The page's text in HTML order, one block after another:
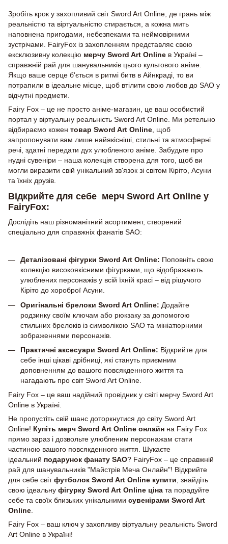
Зробіть крок у захопливий світ Sword Art Online, де грань між
реальністю та віртуальністю стирається, а кожна мить
наповнена пригодами, небезпеками та неймовірними
зустрічами. FairyFox із захопленням представляє свою
ексклюзивну колекцію мерчу Sword Art Online в Україні –
справжній рай для шанувальників цього культового аніме.
Якщо ваше серце б'ється в ритмі битв в Айнкраді, то ви
потрапили в ідеальне місце, щоб втілити свою любов до SAO у
відчутні предмети.
Fairy Fox – це не просто аніме-магазин, це ваш особистий
портал у віртуальну реальність Sword Art Online. Ми ретельно
відбираємо кожен товар Sword Art Online , щоб
запропонувати вам лише найякісніші, стильні та атмосферні
речі, здатні передати дух улюбленого аніме. Забудьте про
нудні сувеніри – наша колекція створена для того, щоб ви
могли виразити свій унікальний зв'язок зі світом Кіріто, Асуни
та їхніх друзів.
Відкрийте для себе мерч Sword Art Online у
FairyFox:
Дослідіть наш різноманітний асортимент, створений
спеціально для справжніх фанатів SAO:
Деталізовані фігурки Sword Art Online: Поповніть свою
колекцію високоякісними фігурками, що відображають
улюблених персонажів у всій їхній красі – від рішучого
Кіріто до хороброї Асуни.
Оригінальні брелоки Sword Art Online: Додайте
родзинку своїм ключам або рюкзаку за допомогою
стильних брелоків із символікою SAO та мініатюрними
зображеннями персонажів.
Практичні аксесуари Sword Art Online: Відкрийте для
себе інші цікаві дрібниці, які стануть приємним
доповненням до вашого повсякденного життя та
нагадають про світ Sword Art Online.
Fairy Fox – це ваш надійний провідник у світі мерчу Sword Art
Online в Україні.
Не пропустіть свій шанс доторкнутися до світу Sword Art
Online! Купіть мерч Sword Art Online онлайн на Fairy Fox
прямо зараз і дозвольте улюбленим персонажам стати
частиною вашого повсякденного життя. Шукаєте
ідеальний подарунок фанату SAO? FairyFox – це справжній
рай для шанувальників "Майстрів Меча Онлайн"! Відкрийте
для себе світфутболок Sword Art Online купити, знайдіть
свою ідеальну фігурку Sword Art Online ціна та порадуйте
себе та своїх близьких унікальними сувенірами Sword Art
Online.
Fairy Fox – ваш ключ у захопливу віртуальну реальність Sword
Art Online в Україні!